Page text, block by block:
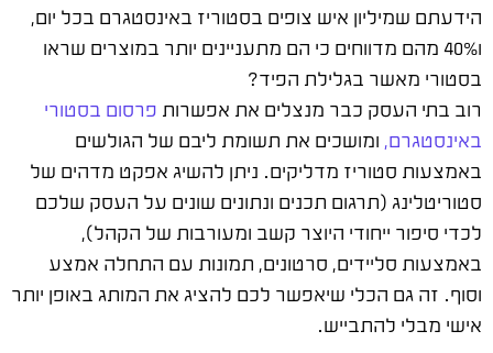
הידעתם שמיליון איש צופים בסטוריז באינסטגרם בכל יום,
ו40% מהם מדווחים כי הם מתעניינים יותר במוצרים שראו
בסטורי מאשר בגלילת הפיד?
רוב בתי העסק כבר מנצלים את אפשרות פרסום בסטורי
באינסטגרם, ומושכים את תשומת ליבם של הגולשים
באמצעות סטוריז מדליקים. ניתן להשיג אפקט מדהים של
סטוריטלינג (תרגום תכנים ונתונים שונים על העסק שלכם
לכדי סיפור ייחודי היוצר קשב ומעורבות של הקהל),
באמצעות סליידים, סרטונים, תמונות עם התחלה אמצע
וסוף. זה גם הכלי שיאפשר לכם להציג את המותג באופן יותר
אישי מבלי להתבייש.